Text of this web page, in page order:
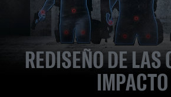
REDISEÑO DE LAS
IMPACTO